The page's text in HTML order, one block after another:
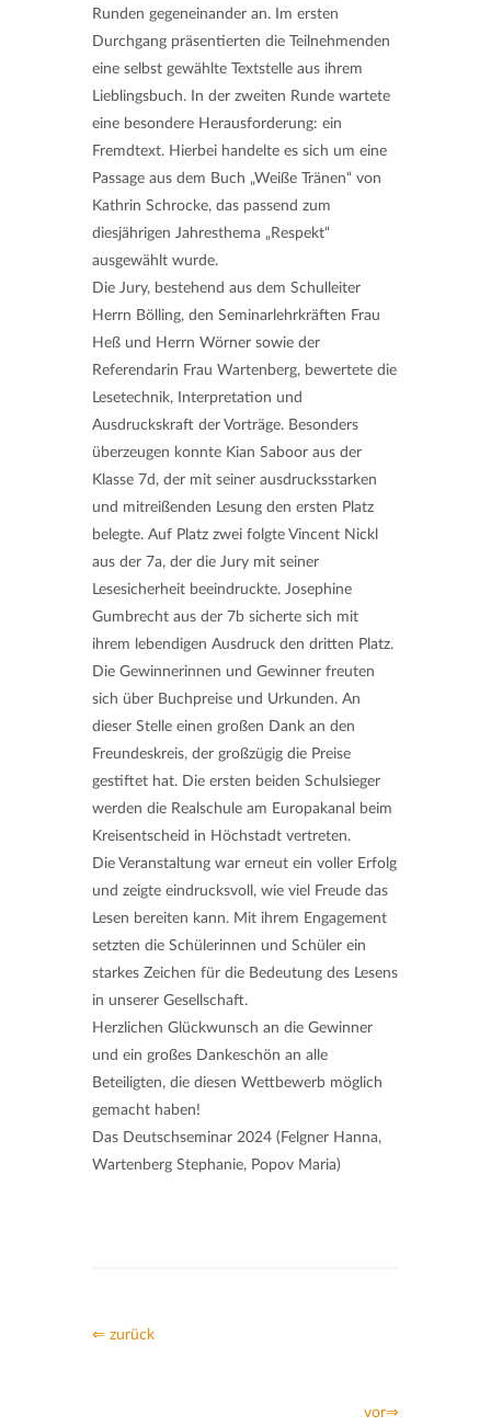
Runden gegeneinander an. Im ersten
Durchgang präsentierten die Teilnehmenden
eine selbst gewählte Textstelle aus ihrem
Lieblingsbuch. In der zweiten Runde wartete
eine besondere Herausforderung: ein
Fremdtext. Hierbei handelte es sich um eine
Passage aus dem Buch „Weiße Tränen“ von
Kathrin Schrocke, das passend zum
diesjährigen Jahresthema „Respekt“
ausgewählt wurde.
Die Jury, bestehend aus dem Schulleiter
Herrn Bölling, den Seminarlehrkräften Frau
Heß und Herrn Wörner sowie der
Referendarin Frau Wartenberg, bewertete die
Lesetechnik, Interpretation und
Ausdruckskraft der Vorträge. Besonders
überzeugen konnte Kian Saboor aus der
Klasse 7d, der mit seiner ausdrucksstarken
und mitreißenden Lesung den ersten Platz
belegte. Auf Platz zwei folgte Vincent Nickl
aus der 7a, der die Jury mit seiner
Lesesicherheit beeindruckte. Josephine
Gumbrecht aus der 7b sicherte sich mit
ihrem lebendigen Ausdruck den dritten Platz.
Die Gewinnerinnen und Gewinner freuten
sich über Buchpreise und Urkunden. An
dieser Stelle einen großen Dank an den
Freundeskreis, der großzügig die Preise
gestiftet hat. Die ersten beiden Schulsieger
werden die Realschule am Europakanal beim
Kreisentscheid in Höchstadt vertreten.
Die Veranstaltung war erneut ein voller Erfolg
und zeigte eindrucksvoll, wie viel Freude das
Lesen bereiten kann. Mit ihrem Engagement
setzten die Schülerinnen und Schüler ein
starkes Zeichen für die Bedeutung des Lesens
in unserer Gesellschaft.
Herzlichen Glückwunsch an die Gewinner
und ein großes Dankeschön an alle
Beteiligten, die diesen Wettbewerb möglich
gemacht haben!
Das Deutschseminar 2024 (Felgner Hanna,
Wartenberg Stephanie, Popov Maria)
⇐ zurück
vor⇒